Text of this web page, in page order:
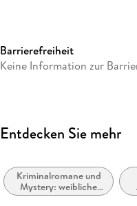
Barrierefreiheit
Keine Information zur
Entdecken Sie mehr
Kriminalromane und
Mystery: weibliche
Ermittler